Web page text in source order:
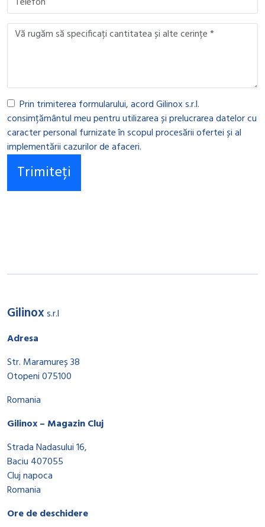
Prin trimiterea formularului, acord Gilinox s.r.l.
consimțământul meu pentru utilizarea și prelucrarea datelor cu
caracter personal furnizate în scopul procesării ofertei și al
implementării cazurilor de afaceri.
Gilinoxs.r.l
Adresa
Str. Maramureș 38
Otopeni 075100
Romania
Gilinox – Magazin Cluj
Strada Nadasului 16,
Baciu 407055
Cluj napoca
Romania
Ore de deschidere